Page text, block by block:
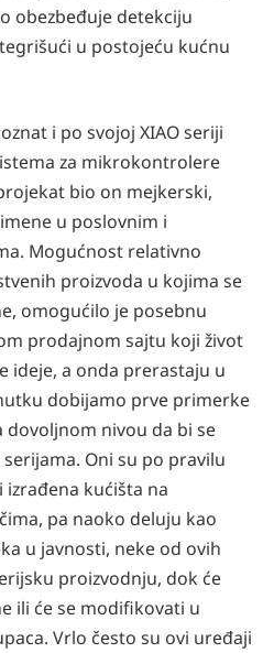
obezbeđuje detekciju
u postojeću kućnu
i po svojoj XIAO seriji
za mikrokontrolere
bio on mejkerski,
u poslovnim i
Mogućnost relativno
proizvoda u kojima se
omogućilo je posebnu
prodajnom sajtu koji život
ideje, a onda prerastaju u
dobijamo prve primerke
dovoljnom nivou da bi se
Oni su po pravilu
izrađena kućišta na
pa naoko deluju kao
u javnosti, neke od ovih
proizvodnju, dok će
ili će se modifikovati u
Vrlo često su ovi uređaji